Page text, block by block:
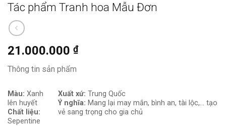
Tác phẩm Tranh hoa Mẫu Đơn
21.000.000 ₫
Thông tin sản phẩm
Màu: Xanh
lên huyết
Chất liệu:
Sepentine
Xuất xứ: Trung Quốc
Ý nghĩa: Mang lạimay mắn, bình an, tài lộc,… tạo
vẻ sang trọng cho gia chủ